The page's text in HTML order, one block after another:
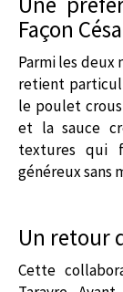
Façon
Parmi les deux
retient
le poulet
et la sauce
textures qui
généreux sans
Un retour
Cette